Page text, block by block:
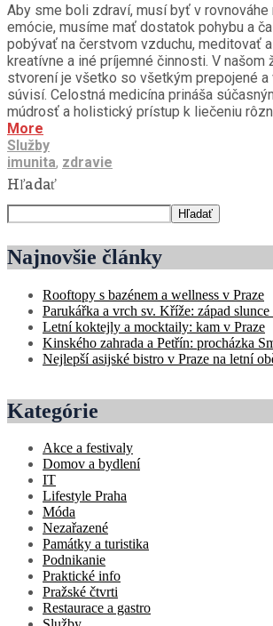
Aby sme boli zdraví, musí byť v rovnováhe
emócie, musíme mať dostatok pohybu a
pobývať na čerstvom vzduchu, meditovať
kreatívne a iné príjemné činnosti. V našom
stvorení je všetko so všetkým prepojené
súvisí. Celostná medicína prináša
múdrosť a holistický prístup k liečeniu
More
Služby
imunita, zdravie
Hľadať
Hľadať
Najnovšie články
Rooftopy s bazénem a wellness v Praze
Parukářka a vrch sv. Kříže: západ
Letní koktejly a mocktaily: kam v Praze
Kinského zahrada a Petřín: procházka
Nejlepší asijské bistro v Praze na letní
Kategórie
Akce a festivaly
Domov a bydlení
IT
Lifestyle Praha
Móda
Nezařazené
Památky a turistika
Podnikanie
Praktické info
Pražské čtvrti
Restaurace a gastro